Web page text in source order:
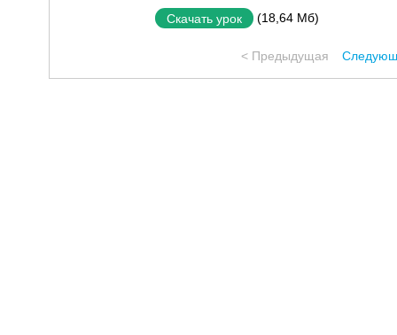
Скачать урок (18,64 Мб)
< Предыдущая